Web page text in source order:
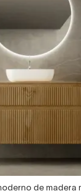
de madera